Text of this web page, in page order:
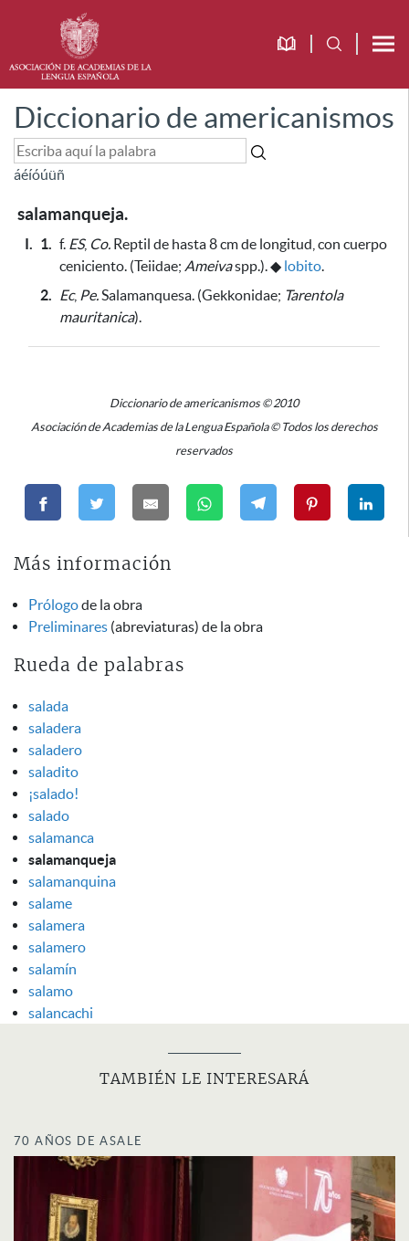
Diccionario de americanismos
áéíóúüñ
salamanqueja.
I. 1. f. ES, Co. Reptil de hasta 8 cm de longitud, con cuerpo
ceniciento. (Teiidae; Ameivaspp.).◆ lobito.
2. Ec, Pe.Salamanquesa. (Gekkonidae; Tarentola
mauritanica).
Diccionario de americanismos © 2010
Asociación de Academias de la Lengua Española © Todos los derechos
reservados
Más información
Prólogode la obra
Preliminares (abreviaturas) de la obra
Rueda de palabras
salada
saladera
saladero
saladito
¡salado!
salado
salamanca
salamanqueja
salamanquina
salame
salamera
salamero
salamín
salamo
salancachi
TAMBIÉN LE INTERESARÁ
70 AÑOS DE ASALE